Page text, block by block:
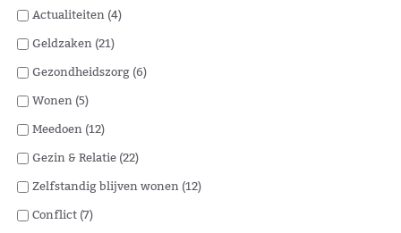
Actualiteiten (4)
Geldzaken (21)
Gezondheidszorg (6)
Wonen (5)
Meedoen (12)
Gezin & Relatie (22)
Zelfstandig blijven wonen (12)
Conflict (7)